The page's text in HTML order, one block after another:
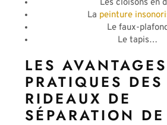
Les cloisons en
La peinture
Le faux-
Le tapis…
LES AVANTAGES
PRATIQUES DES
RIDEAUX DE
SÉPARATION